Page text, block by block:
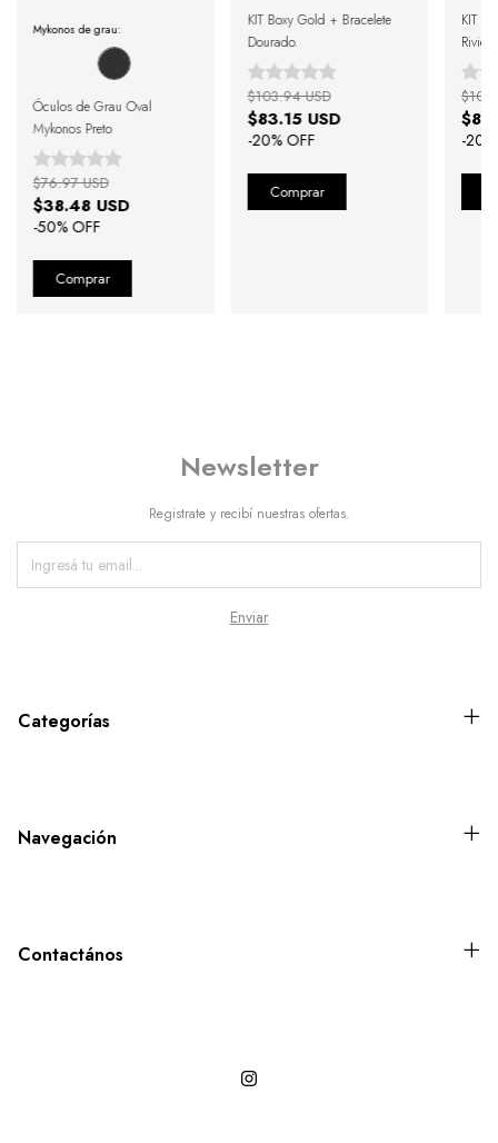
Mykonos de grau:
Óculos de Grau Oval
Mykonos Preto
$38.48 USD
-50% OFF
$76.97 USD
KIT Boxy Gold + Bracelete
Dourado.
$83.15 USD
-20% OFF
$103.94 USD
KIT
-20
Newsletter
Registrate y recibí nuestras ofertas.
Categorías
Navegación
Contactános